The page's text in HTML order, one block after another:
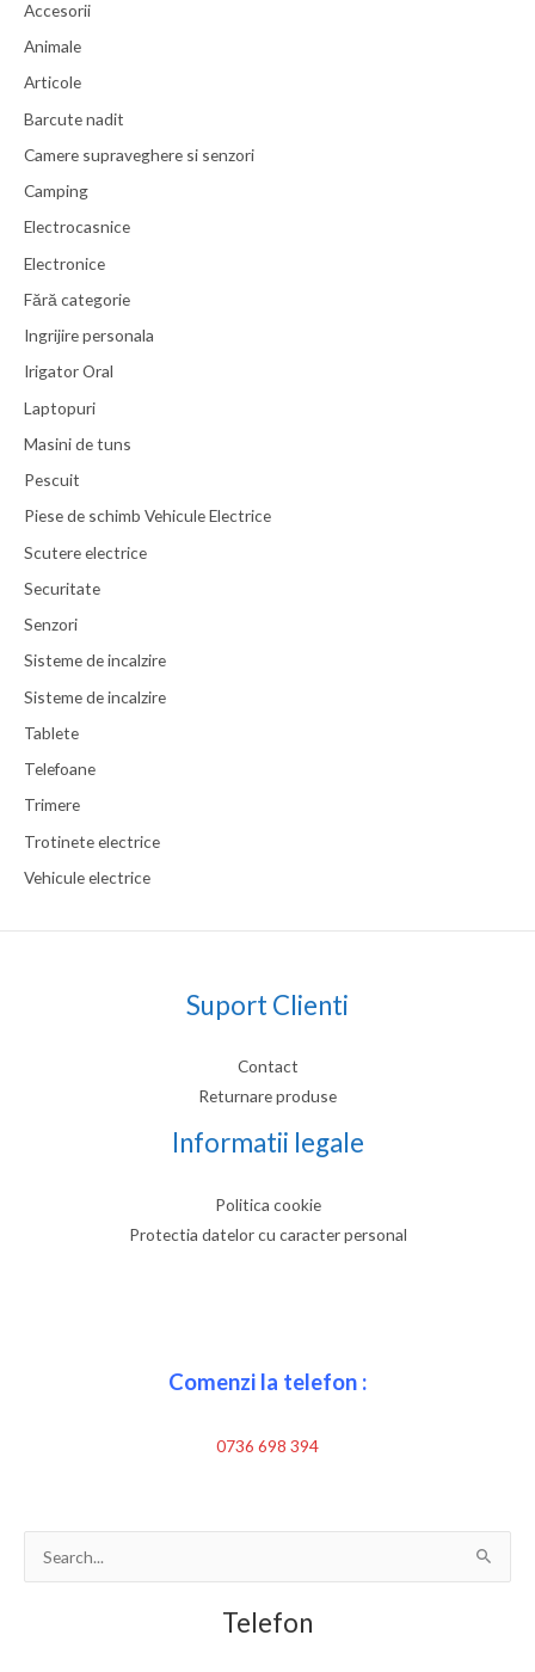
Accesorii
Animale
Articole
Barcute nadit
Camere supraveghere si senzori
Camping
Electrocasnice
Electronice
Fără categorie
Ingrijire personala
Irigator Oral
Laptopuri
Masini de tuns
Pescuit
Piese de schimb Vehicule Electrice
Scutere electrice
Securitate
Senzori
Sisteme de incalzire
Sisteme de incalzire
Tablete
Telefoane
Trimere
Trotinete electrice
Vehicule electrice
Suport Clienti
Contact
Returnare produse
Informatii legale
Politica cookie
Protectia datelor cu caracter personal
Comenzi la telefon :
0736 698 394
Search
Telefon